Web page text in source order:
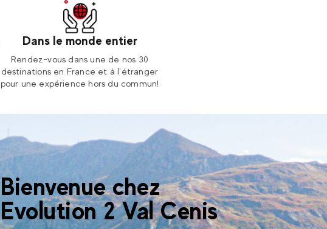
Dans le monde entier
Rendez-vous dans une de nos 30
destinations en France et à l’étranger
pour une expérience hors du commun!
Bienvenue chez
Evolution 2 Val Cenis